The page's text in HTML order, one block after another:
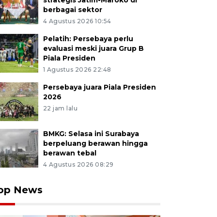
berbagai sektor
4 Agustus 2026 10:54
Pelatih: Persebaya perlu
evaluasi meski juara Grup B
Piala Presiden
1 Agustus 2026 22:48
Persebaya juara Piala Presiden
2026
22 jam lalu
BMKG: Selasa ini Surabaya
berpeluang berawan hingga
berawan tebal
4 Agustus 2026 08:29
News